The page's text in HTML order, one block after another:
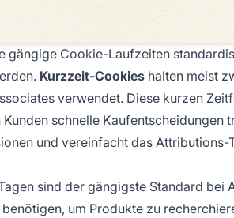
Cookie-Laufzeiten
Kurzzeit-Cookies halten meist
verwendet. Diese kurzen
schnelle Kaufentscheidungen
und vereinfacht das Attributions-
sind der gängigste Standard bei
um Produkte zu